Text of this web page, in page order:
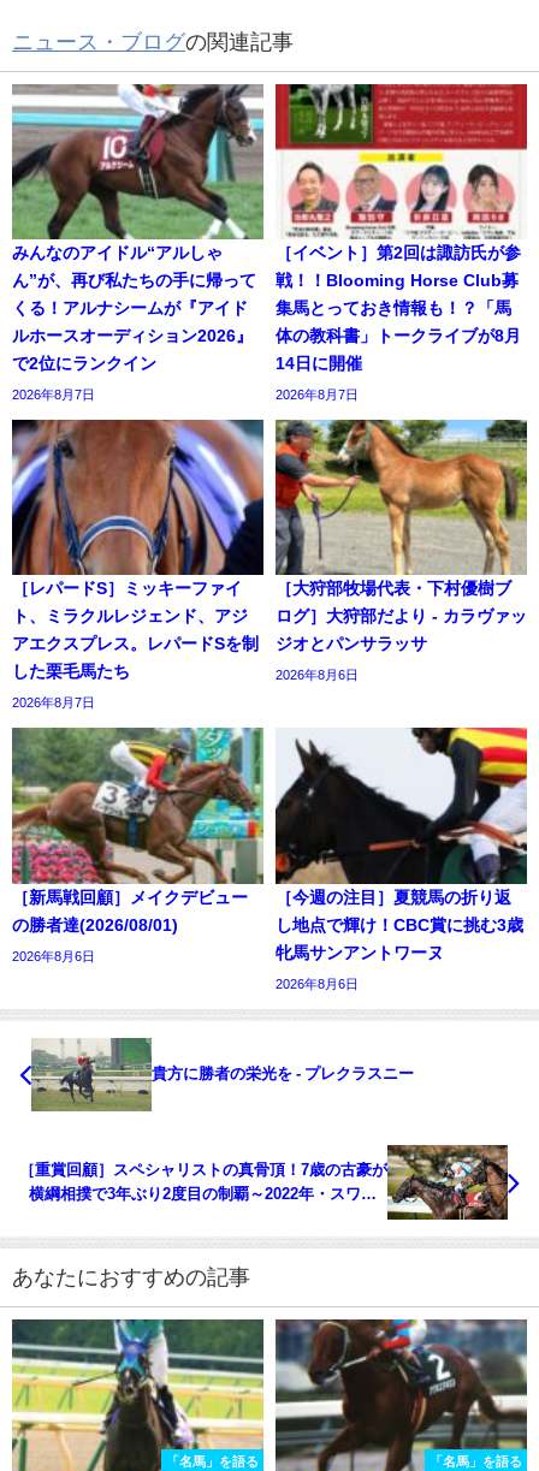
ニュース・ブログの関連記事
みんなのアイドル“アルしゃ
ん”が、再び私たちの手に帰って
くる！アルナシームが『アイド
ルホースオーディション2026』
で2位にランクイン
2026年8月7日
［イベント］第2回は諏訪氏が参
戦！！Blooming Horse Club募
集馬とっておき情報も！？「馬
体の教科書」トークライブが8月
14日に開催
2026年8月7日
［レパードS］ミッキーファイ
ト、ミラクルレジェンド、アジ
アエクスプレス。レパードSを制
した栗毛馬たち
2026年8月7日
［大狩部牧場代表・下村優樹ブ
ログ］大狩部だより - カラヴァッ
ジオとパンサラッサ
2026年8月6日
［新馬戦回顧］メイクデビュー
の勝者達(2026/08/01)
2026年8月6日
［今週の注目］夏競馬の折り返
し地点で輝け！CBC賞に挑む3歳
牝馬サンアントワーヌ
2026年8月6日
貴方に勝者の栄光を - プレクラスニー
［重賞回顧］スペシャリストの真骨頂！7歳の古豪が
横綱相撲で3年ぶり2度目の制覇～2022年・スワンS
あなたにおすすめの記事
「名馬」を語る 「名馬」を語る